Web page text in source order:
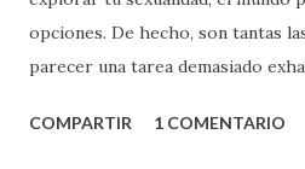
opciones. De hecho, son tantas
parecer una tarea demasiado
partes de ti que jamás hubieras
COMPARTIR 1 COMENTARIO